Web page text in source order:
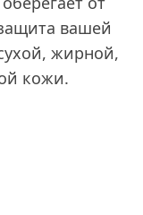
вашей
жирной,
кожи.